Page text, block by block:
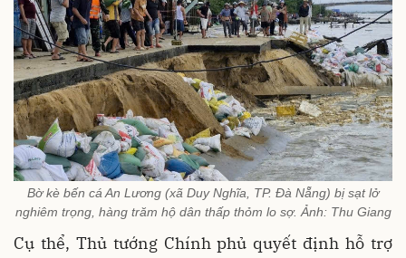
Bờ kè bến cá An Lương (xã Duy Nghĩa, TP. Đà Nẵng) bị sạt lở
nghiêm trọng, hàng trăm hộ dân thấp thỏm lo sợ. Ảnh: Thu Giang
Cụ thể, Thủ tướng Chính phủ quyết định hỗ trợ